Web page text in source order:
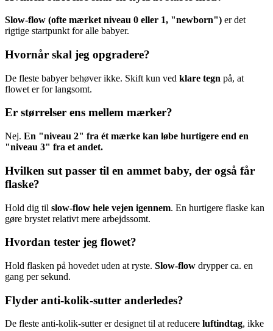
Slow-flow (ofte mærket niveau 0 eller 1, "newborn") er det
rigtige startpunkt for alle babyer.
Hvornår skal jeg opgradere?
De fleste babyer behøver ikke. Skift kun ved klare tegn på, at
flowet er for langsomt.
Er størrelser ens mellem mærker?
Nej. En "niveau 2" fra ét mærke kan løbe hurtigere end en
"niveau 3" fra et andet.
Hvilken sut passer til en ammet baby, der også får
flaske?
Hold dig til slow-flow hele vejen igennem. En hurtigere flaske kan
gøre brystet relativt mere arbejdssomt.
Hvordan tester jeg flowet?
Hold flasken på hovedet uden at ryste. Slow-flow drypper ca. en
gang per sekund.
Flyder anti-kolik-sutter anderledes?
De fleste anti-kolik-sutter er designet til at reducere luftindtag, ikke